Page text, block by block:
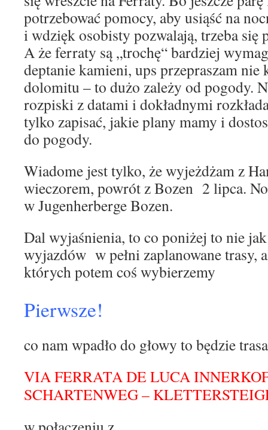
potrzebować pomocy, aby usiąść na
i wdzięk osobisty pozwalają, trzeba się
A że ferraty są „trochę“ bardziej
deptanie kamieni, ups przepraszam
dolomitu – to dużo zależy od pogody.
rozpiski z datami i dokładnymi
tylko zapisać, jakie plany mamy i
do pogody.
Wiadome jest tylko, że wyjeżdżam z
wieczorem, powrót z Bozen 2 lipca.
w Jugenherberge Bozen.
Dal wyjaśnienia, to co poniżej to nie
wyjazdów w pełni zaplanowane trasy,
których potem coś wybierzemy
Pierwsze!
co nam wpadło do głowy to będzie
VIA FERRATA DE LUCA
SCHARTENWEG –